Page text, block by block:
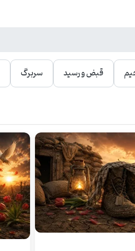
قبض و رسید سربرگ